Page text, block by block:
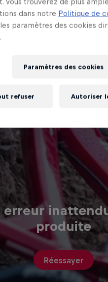
erreur
produite
Réessayer
dans notre Politique de
paramètres des cookies
Paramètres des cookies
refuser Autoriser